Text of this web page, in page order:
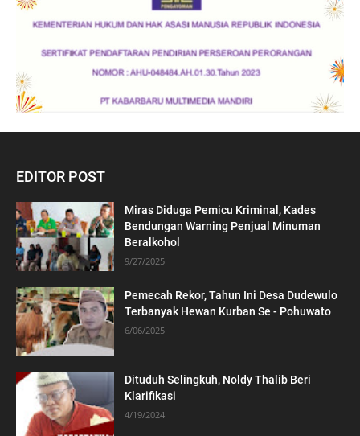
EDITOR POST
Miras Diduga Pemicu Kriminal, Kades
Bendungan Warning Penjual Minuman
Beralkohol
9/27/2025
Pemecah Rekor, Tahun Ini Desa Dudewulo
Terbanyak Hewan Kurban Se - Pohuwato
6/06/2025
Dituduh Selingkuh, Noldy Thalib Beri
Klarifikasi
4/19/2024